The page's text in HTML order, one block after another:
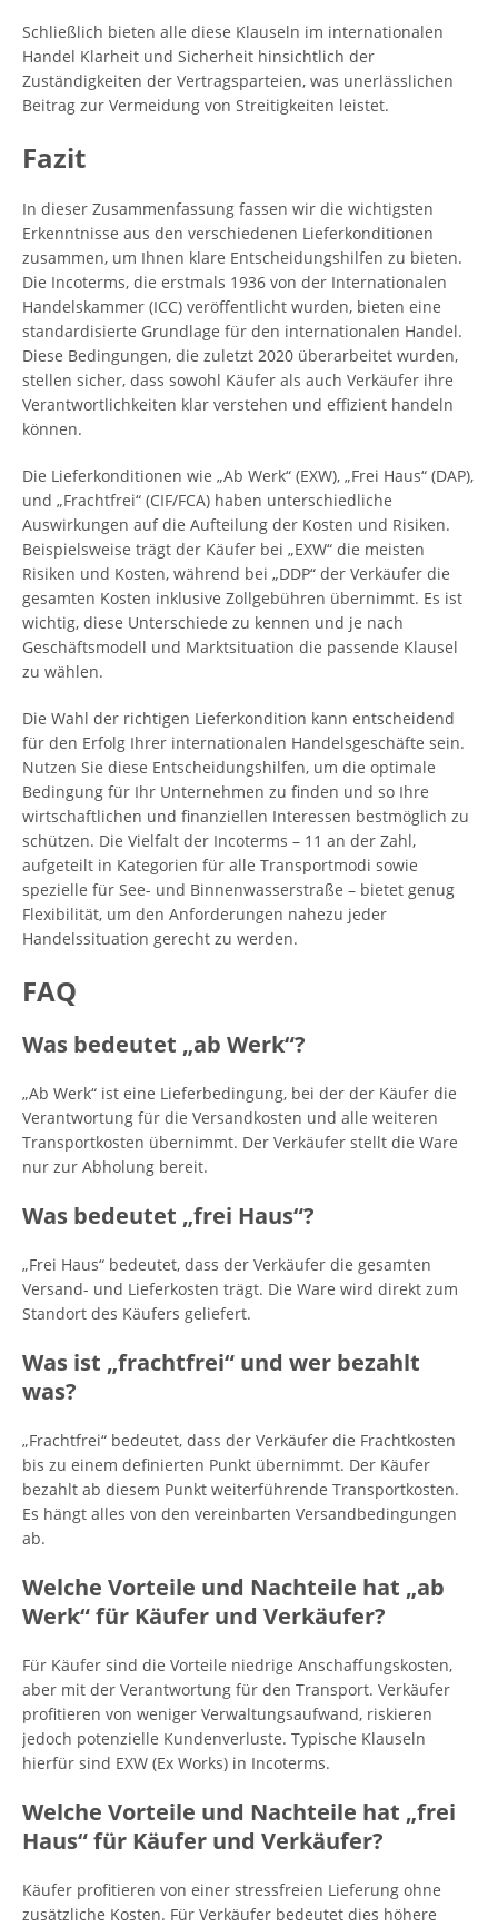
Schließlich bieten alle diese Klauseln im internationalen
Handel Klarheit und Sicherheit hinsichtlich der
Zuständigkeiten der Vertragsparteien, was unerlässlichen
Beitrag zur Vermeidung von Streitigkeiten leistet.
Fazit
In dieser Zusammenfassung fassen wir die wichtigsten
Erkenntnisse aus den verschiedenen Lieferkonditionen
zusammen, um Ihnen klare Entscheidungshilfen zu bieten.
Die Incoterms, die erstmals 1936 von der Internationalen
Handelskammer (ICC) veröffentlicht wurden, bieten eine
standardisierte Grundlage für den internationalen Handel.
Diese Bedingungen, die zuletzt 2020 überarbeitet wurden,
stellen sicher, dass sowohl Käufer als auch Verkäufer ihre
Verantwortlichkeiten klar verstehen und effizient handeln
können.
Die Lieferkonditionen wie „Ab Werk“ (EXW), „Frei Haus“ (DAP),
und „Frachtfrei“ (CIF/FCA) haben unterschiedliche
Auswirkungen auf die Aufteilung der Kosten und Risiken.
Beispielsweise trägt der Käufer bei „EXW“ die meisten
Risiken und Kosten, während bei „DDP“ der Verkäufer die
gesamten Kosten inklusive Zollgebühren übernimmt. Es ist
wichtig, diese Unterschiede zu kennen und je nach
Geschäftsmodell und Marktsituation die passende Klausel
zu wählen.
Die Wahl der richtigen Lieferkondition kann entscheidend
für den Erfolg Ihrer internationalen Handelsgeschäfte sein.
Nutzen Sie diese Entscheidungshilfen, um die optimale
Bedingung für Ihr Unternehmen zu finden und so Ihre
wirtschaftlichen und finanziellen Interessen bestmöglich zu
schützen. Die Vielfalt der Incoterms – 11 an der Zahl,
aufgeteilt in Kategorien für alle Transportmodi sowie
spezielle für See- und Binnenwasserstraße – bietet genug
Flexibilität, um den Anforderungen nahezu jeder
Handelssituation gerecht zu werden.
FAQ
Was bedeutet „ab Werk“?
„Ab Werk“ ist eine Lieferbedingung, bei der der Käufer die
Verantwortung für die Versandkosten und alle weiteren
Transportkosten übernimmt. Der Verkäufer stellt die Ware
nur zur Abholung bereit.
Was bedeutet „frei Haus“?
„Frei Haus“ bedeutet, dass der Verkäufer die gesamten
Versand- und Lieferkosten trägt. Die Ware wird direkt zum
Standort des Käufers geliefert.
Was ist „frachtfrei“ und wer bezahlt
was?
„Frachtfrei“ bedeutet, dass der Verkäufer die Frachtkosten
bis zu einem definierten Punkt übernimmt. Der Käufer
bezahlt ab diesem Punkt weiterführende Transportkosten.
Es hängt alles von den vereinbarten Versandbedingungen
ab.
Welche Vorteile und Nachteile hat „ab
Werk“ für Käufer und Verkäufer?
Für Käufer sind die Vorteile niedrige Anschaffungskosten,
aber mit der Verantwortung für den Transport. Verkäufer
profitieren von weniger Verwaltungsaufwand, riskieren
jedoch potenzielle Kundenverluste. Typische Klauseln
hierfür sind EXW (Ex Works) in Incoterms.
Welche Vorteile und Nachteile hat „frei
Haus“ für Käufer und Verkäufer?
Käufer profitieren von einer stressfreien Lieferung ohne
zusätzliche Kosten. Für Verkäufer bedeutet dies höhere